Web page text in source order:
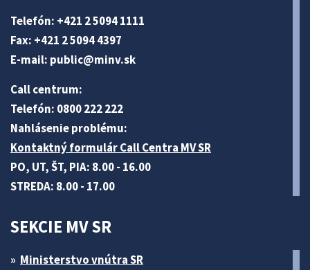
Telefón: +421 2 5094 1111
Fax: +421 2 5094 4397
E-mail: public@minv.sk
Call centrum:
Telefón: 0800 222 222
Nahlásenie problému:
Kontaktný formulár Call Centra MV SR
PO, UT, ŠT, PIA: 8.00 - 16.00
STREDA: 8.00 - 17.00
SEKCIE MV SR
Ministerstvo vnútra SR